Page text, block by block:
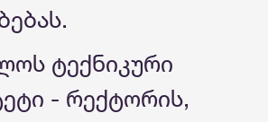
ტექნიკური
- რექტორის,